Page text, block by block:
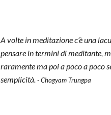
A volte in meditazione c’è una
pensare in termini di meditante,
raramente ma poi a poco a poco
semplicità.- Chogyam Trungpa